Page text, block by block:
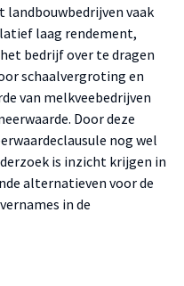
landbouwbedrijven vaak
laag rendement,
bedrijf over te dragen
schaalvergroting en
van melkveebedrijven
Door deze
nog wel
is inzicht krijgen in
alternatieven voor de
in de